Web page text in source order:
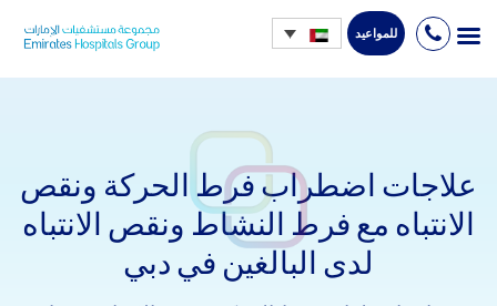
Skip
للمواعيد
علاجات اضطراب فرط الحركة ونقص
الانتباه مع فرط النشاط ونقص الانتباه
لدى البالغين في دبي